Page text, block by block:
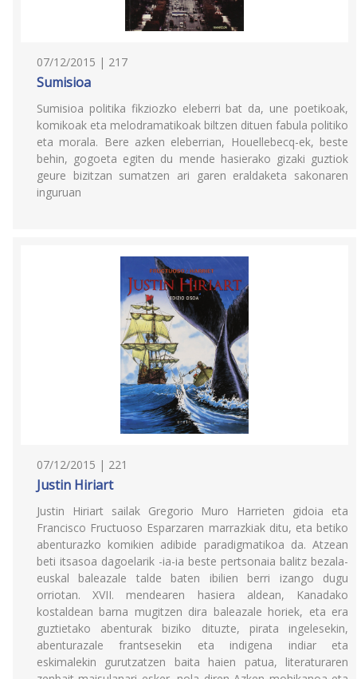
07/12/2015 | 217
Sumisioa
Sumisioa politika fikziozko eleberri bat da, une poetikoak,
komikoak eta melodramatikoak biltzen dituen fabula politiko
eta morala. Bere azken eleberrian, Houellebecq-ek, beste
behin, gogoeta egiten du mende hasierako gizaki guztiok
geure bizitzan sumatzen ari garen eraldaketa sakonaren
inguruan
07/12/2015 | 221
Justin Hiriart
Justin Hiriart sailak Gregorio Muro Harrieten gidoia eta
Francisco Fructuoso Esparzaren marrazkiak ditu, eta betiko
abenturazko komikien adibide paradigmatikoa da. Atzean
beti itsasoa dagoelarik -ia-ia beste pertsonaia balitz bezala-
euskal baleazale talde baten ibilien berri izango dugu
orriotan. XVII. mendearen hasiera aldean, Kanadako
kostaldean barna mugitzen dira baleazale horiek, eta era
guztietako abenturak biziko dituzte, pirata ingelesekin,
abenturazale frantsesekin eta indigena indiar eta
eskimalekin gurutzatzen baita haien patua, literaturaren